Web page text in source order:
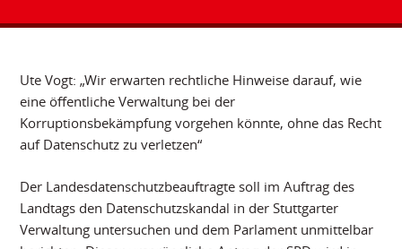
Ute Vogt: „Wir erwarten rechtliche Hinweise darauf, wie
eine öffentliche Verwaltung bei der
Korruptionsbekämpfung vorgehen könnte, ohne das Recht
auf Datenschutz zu verletzen“
Der Landesdatenschutzbeauftragte soll im Auftrag des
Landtags den Datenschutzskandal in der Stuttgarter
Verwaltung untersuchen und dem Parlament unmittelbar